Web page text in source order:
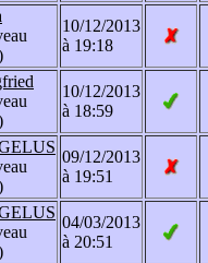
10/12/2013
à 19:18
10/12/2013
à 18:59
09/12/2013
à 19:51
04/03/2013
à 20:51